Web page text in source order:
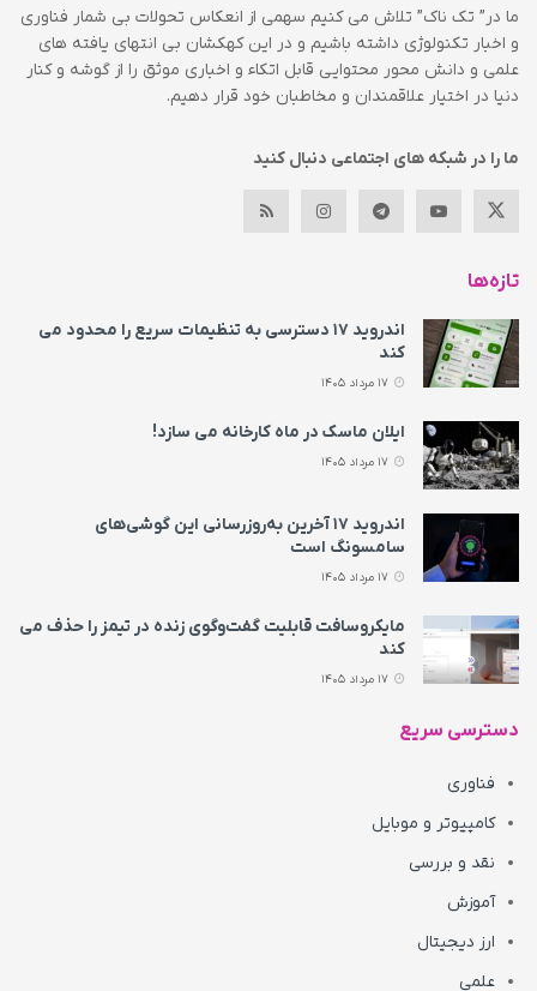
ما در” تک ناک” تلاش می کنیم سهمی از انعکاس تحولات بی شمار فناوری
و اخبار تکنولوژی داشته باشیم و در این کهکشان بی انتهای یافته های
علمی و دانش محور محتوایی قابل اتکاء و اخباری موثق را از گوشه و کنار
دنیا در اختیار علاقمندان و مخاطبان خود قرار دهیم.
ما را در شبکه های اجتماعی دنبال کنید
تازه‌ها
اندروید ۱۷ دسترسی به تنظیمات سریع را محدود می‌
کند
ایلان ماسک در ماه کارخانه می سازد!
اندروید ۱۷ آخرین به‌روزرسانی این گوشی‌های
سامسونگ است
مایکروسافت قابلیت گفت‌وگوی زنده در تیمز را حذف می‌
کند
دسترسی سریع
فناوری
کامپیوتر و موبایل
نقد و بررسی
آموزش
ارز دیجیتال
علمی